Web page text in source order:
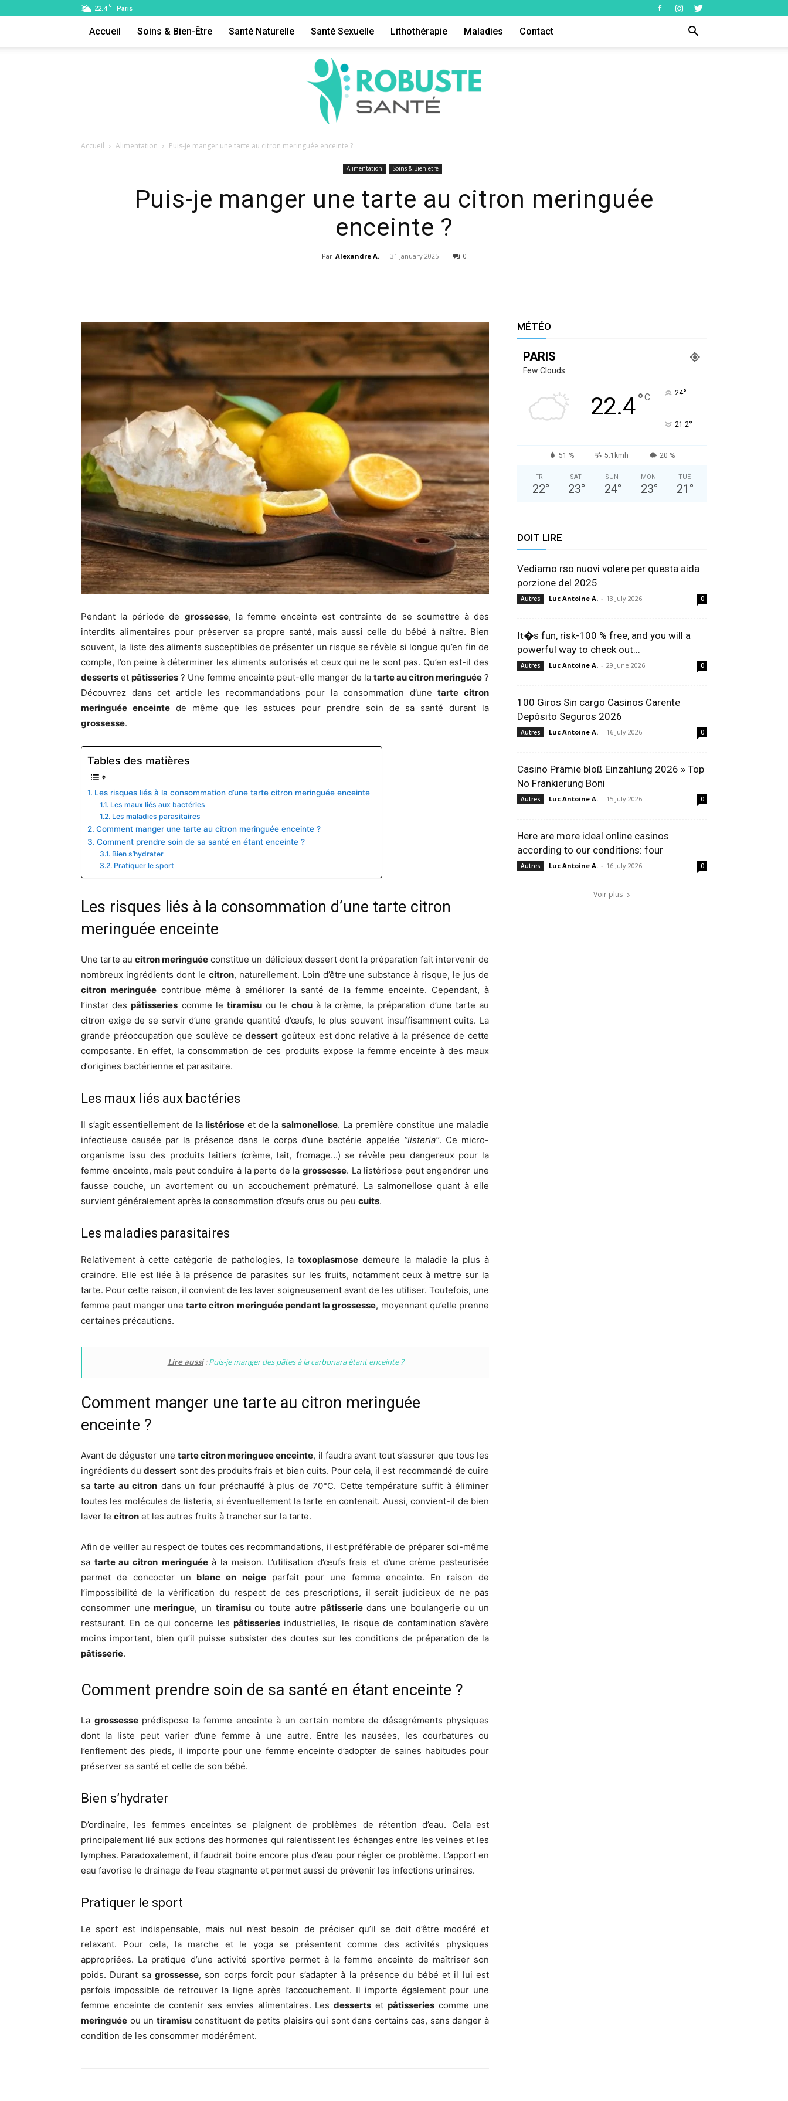
22.4 C Paris
Accueil Soins & Bien-Être Santé Naturelle Santé Sexuelle Lithothérapie Maladies Contact
Robuste
Les
astuces
bien-
un
endroit
Accueil Alimentation Puis-je manger une tarte au citron meringuée enceinte ?
Alimentation Soins & Bien-être
Puis-je manger une tarte au citron meringuée
enceinte ?
Par Alexandre A. - 31 January 2025 0
Pendant la période de grossesse, la femme enceinte est contrainte de se soumettre à des
interdits alimentaires pour préserver sa propre santé, mais aussi celle du bébé à naître. Bien
souvent, la liste des aliments susceptibles de présenter un risque se révèle si longue qu’en fin de
compte, l’on peine à déterminer les aliments autorisés et ceux qui ne le sont pas. Qu’en est-il des
desserts et pâtisseries ? Une femme enceinte peut-elle manger de la tarte au citron meringuée ?
Découvrez dans cet article les recommandations pour la consommation d’unetarte citron
meringuée enceintede même que les astuces pour prendre soin de sa santé durant la
grossesse.
Tables des matières
Les risques liés à la consommation d’une tarte citron meringuée enceinte
Les maux liés aux bactéries
Les maladies parasitaires
Comment manger une tarte au citron meringuée enceinte ?
Comment prendre soin de sa santé en étant enceinte ?
Bien s’hydrater
Pratiquer le sport
Les risques liés à la consommation d’une tarte citron
meringuée enceinte
Une tarte aucitron meringuée constitue un délicieux dessert dont la préparation fait intervenir de
nombreux ingrédients dont le citron, naturellement. Loin d’être une substance à risque, le jus de
citron meringuéecontribue même à améliorer la santé de la femme enceinte. Cependant, à
l’instar despâtisseries comme le tiramisuou le chouà la crème, la préparation d’une tarte au
citron exige de se servir d’une grande quantité d’œufs, le plus souvent insuffisamment cuits. La
grande préoccupation que soulève cedessert goûteux est donc relative à la présence de cette
composante. En effet, la consommation de ces produits expose la femme enceinte à des maux
d’origines bactérienne et parasitaire.
Les maux liés aux bactéries
Il s’agit essentiellement de lalistérioseet de lasalmonellose. La première constitue une maladie
infectieuse causée par la présence dans le corps d’une bactérie appelée ‘’listeria’’. Ce micro-
organisme issu des produits laitiers (crème, lait, fromage…) se révèle peu dangereux pour la
femme enceinte, mais peut conduire à la perte de la grossesse. La listériose peut engendrer une
fausse couche, un avortement ou un accouchement prématuré. La salmonellose quant à elle
survient généralement après la consommation d’œufs crus ou peu cuits.
Les maladies parasitaires
Relativement à cette catégorie de pathologies, la toxoplasmose demeure la maladie la plus à
craindre. Elle est liée à la présence de parasites sur les fruits, notamment ceux à mettre sur la
tarte. Pour cette raison, il convient de les laver soigneusement avant de les utiliser. Toutefois, une
femme peut manger une tarte citron meringuée pendant la grossesse, moyennant qu’elle prenne
certaines précautions.
Lire aussi:Puis-je manger des pâtes à la carbonara étant enceinte ?
Comment manger une tarte au citron meringuée
enceinte ?
Avant de déguster une tarte citron meringuee enceinte, il faudra avant tout s’assurer que tous les
ingrédients dudessert sont des produits frais et bien cuits. Pour cela, il est recommandé de cuire
satarte au citron dans un four préchauffé à plus de 70°C. Cette température suffit à éliminer
toutes les molécules de listeria, si éventuellement la tarte en contenait. Aussi, convient-il de bien
laver le citron et les autres fruits à trancher sur la tarte.
Afin de veiller au respect de toutes ces recommandations, il est préférable de préparer soi-même
sa tarte au citron meringuéeà la maison. L’utilisation d’œufs frais et d’une crème pasteurisée
permet de concocter un blanc en neige parfait pour une femme enceinte. En raison de
l’impossibilité de la vérification du respect de ces prescriptions, il serait judicieux de ne pas
consommer unemeringue, un tiramisuou toute autre pâtisseriedans une boulangerie ou un
restaurant. En ce qui concerne les pâtisseries industrielles, le risque de contamination s’avère
moins important, bien qu’il puisse subsister des doutes sur les conditions de préparation de la
pâtisserie.
Comment prendre soin de sa santé en étant enceinte ?
La grossesseprédispose la femme enceinte à un certain nombre de désagréments physiques
dont la liste peut varier d’une femme à une autre. Entre les nausées, les courbatures ou
l’enflement des pieds, il importe pour une femme enceinte d’adopter de saines habitudes pour
préserver sa santé et celle de son bébé.
Bien s’hydrater
D’ordinaire, les femmes enceintes se plaignent de problèmes de rétention d’eau. Cela est
principalement lié aux actions des hormones qui ralentissent les échanges entre les veines et les
lymphes. Paradoxalement, il faudrait boire encore plus d’eau pour régler ce problème. L’apport en
eau favorise le drainage de l’eau stagnante et permet aussi de prévenir les infections urinaires.
Pratiquer le sport
Le sport est indispensable, mais nul n’est besoin de préciser qu’il se doit d’être modéré et
relaxant. Pour cela, la marche et le yoga se présentent comme des activités physiques
appropriées. La pratique d’une activité sportive permet à la femme enceinte de maîtriser son
poids. Durant sagrossesse, son corps forcit pour s’adapter à la présence du bébé et il lui est
parfois impossible de retrouver la ligne après l’accouchement. Il importe également pour une
femme enceinte de contenir ses envies alimentaires. Lesdesserts etpâtisseries comme une
meringuée ou un tiramisuconstituent de petits plaisirs qui sont dans certains cas, sans danger à
condition de les consommer modérément.
MÉTÉO
PARIS
Few Clouds
22.4°C 24°
21.2°
51 % 5.1kmh 20 %
FRI
22°
SAT
23°
SUN
24°
MON
23°
TUE
21 °
DOIT LIRE
Vediamo rso nuovi volere per questa aida
porzione del 2025
Autres Luc Antoine A. - 13 July 2026 0
It�s fun, risk-100 % free, and you will a
powerful way to check out...
Autres Luc Antoine A. - 29 June 2026 0
100 Giros Sin cargo Casinos Carente
Depósito Seguros 2026
Autres Luc Antoine A. - 16 July 2026 0
Casino Prämie bloß Einzahlung 2026 » Top
No Frankierung Boni
Autres Luc Antoine A. - 15 July 2026 0
Here are more ideal online casinos
according to our conditions: four
Autres Luc Antoine A. - 16 July 2026 0
Voir plus